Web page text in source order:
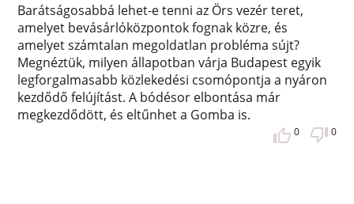
Barátságosabbá lehet-e tenni az Örs vezér teret,
amelyet bevásárlóközpontok fognak közre, és
amelyet számtalan megoldatlan probléma sújt?
Megnéztük, milyen állapotban várja Budapest egyik
legforgalmasabb közlekedési csomópontja a nyáron
kezdődő felújítást. A bódésor elbontása már
megkezdődött, és eltűnhet a Gomba is.
0 0